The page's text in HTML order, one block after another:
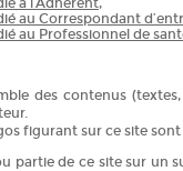
à l’Adhérent,
au Correspondant
au Professionnel de
des contenus
figurant sur ce site
partie de ce site sur un